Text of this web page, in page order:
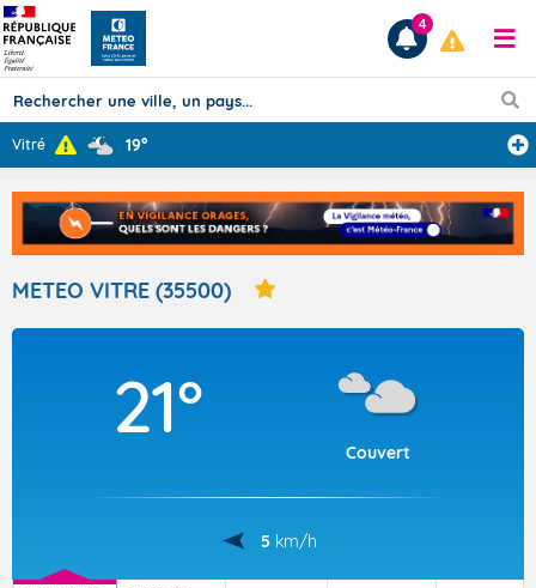
Prévisions
TOUS LES RÉSULTATS
Articles
4
Vitré 19°
METEO VITRE (35500)
21°
Couvert
5 km/h